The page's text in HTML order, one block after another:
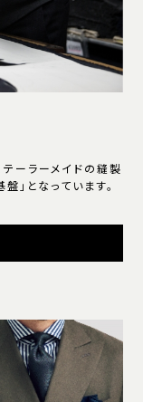
ーラーメイドの縫製
」となっています。